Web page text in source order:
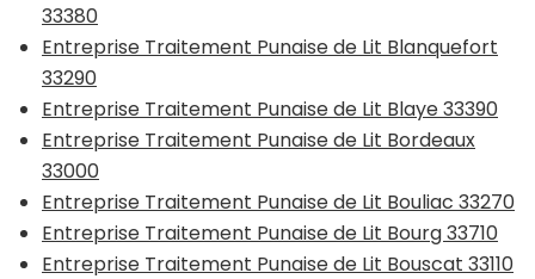
33380
Entreprise Traitement Punaise de Lit Blanquefort
33290
Entreprise Traitement Punaise de Lit Blaye 33390
Entreprise Traitement Punaise de Lit Bordeaux
33000
Entreprise Traitement Punaise de Lit Bouliac 33270
Entreprise Traitement Punaise de Lit Bourg 33710
Entreprise Traitement Punaise de Lit Bouscat 33110